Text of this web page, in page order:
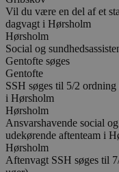
Vil du være en del af et
dagvagt i Hørsholm
Hørsholm
Social og
Gentofte søges
Gentofte
SSH søges til 5/2
i Hørsholm
Hørsholm
Ansvarshavende social
udekørende aftenteam i
Hørsholm
Aftenvagt SSH søges til